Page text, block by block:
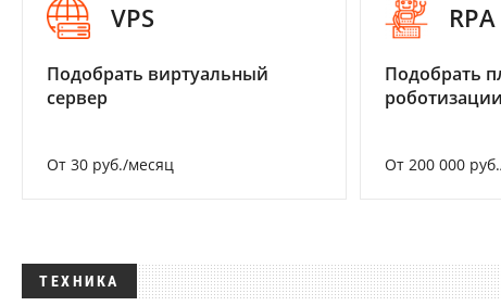
VPS
Подобрать виртуальный
сервер
От 30 руб./месяц
RPA
Подобрать
От 200 000
ТЕХНИКА